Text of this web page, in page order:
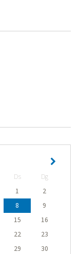
Ds
Dg
1
2
8
9
15
16
22
23
29
30